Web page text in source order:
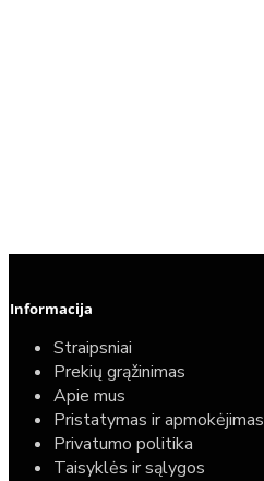
Informacija
Straipsniai
Prekių grąžinimas
Apie mus
Pristatymas ir apmokėjimas
Privatumo politika
Taisyklės ir sąlygos